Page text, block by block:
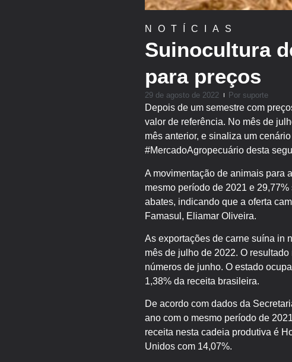
NOTÍCIAS
Suinocultura
para preços
29 de agosto de 2022 Por suporte
Depois de um semestre com
valor de referência. No mês de
mês anterior, e sinaliza um
#MercadoAgropecuário desta
A movimentação de animais para
mesmo período de 2021 e
abates, indicando que a oferta
Famasul, Eliamar Oliveira.
As exportações de carne suína in
mês de julho de 2022. O
números de junho. O estado
1,38% da receita brasileira.
De acordo com dados da
ano com o mesmo período de
receita nesta cadeia produtiva é
Unidos com 14,07%.